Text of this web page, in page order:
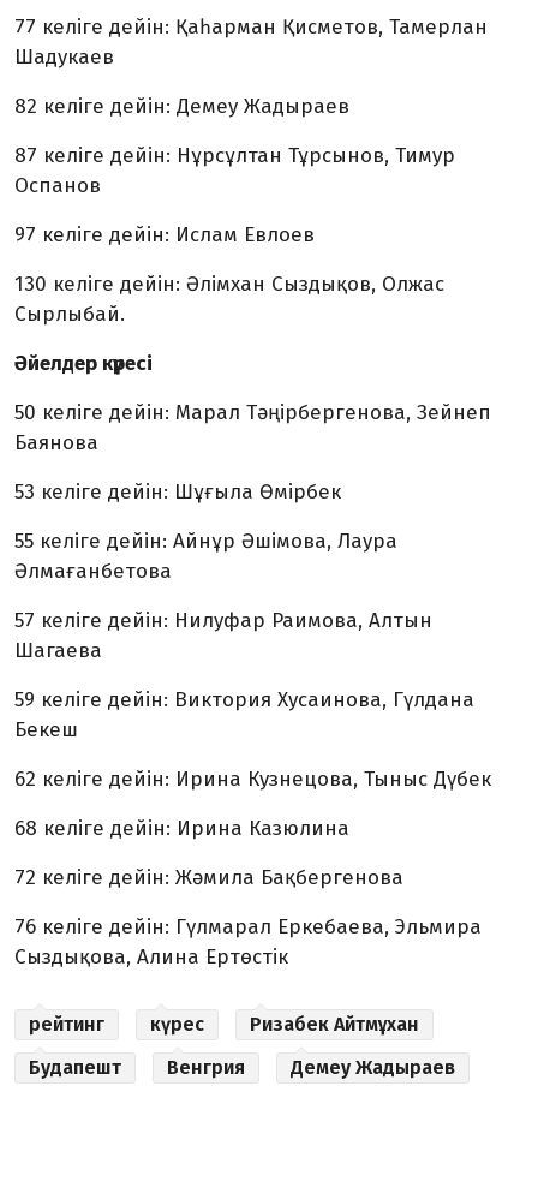
77 келіге дейін: Қаһарман Қисметов, Тамерлан
Шадукаев
82 келіге дейін: Демеу Жадыраев
87 келіге дейін: Нұрсұлтан Тұрсынов, Тимур
Оспанов
97 келіге дейін: Ислам Евлоев
130 келіге дейін: Әлімхан Сыздықов, Олжас
Сырлыбай.
Әйелдер күресі
50 келіге дейін: Марал Тәңірбергенова, Зейнеп
Баянова
53 келіге дейін: Шұғыла Өмірбек
55 келіге дейін: Айнұр Әшімова, Лаура
Әлмағанбетова
57 келіге дейін: Нилуфар Раимова, Алтын
Шагаева
59 келіге дейін: Виктория Хусаинова, Гүлдана
Бекеш
62 келіге дейін: Ирина Кузнецова, Тыныс Дүбек
68 келіге дейін: Ирина Казюлина
72 келіге дейін: Жәмила Бақбергенова
76 келіге дейін: Гүлмарал Еркебаева, Эльмира
Сыздықова, Алина Ертөстік
рейтинг күрес
Ризабек Айтмұхан
Будапешт
Венгрия Демеу Жадыраев